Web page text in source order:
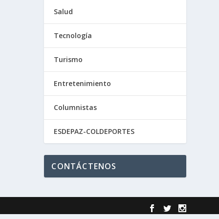
Salud
Tecnología
Turismo
Entretenimiento
Columnistas
ESDEPAZ-COLDEPORTES
CONTÁCTENOS